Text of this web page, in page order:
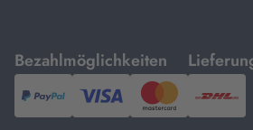
Bezahlmöglichkeiten
mit
PayPal,Visa
und
mit
DHL.